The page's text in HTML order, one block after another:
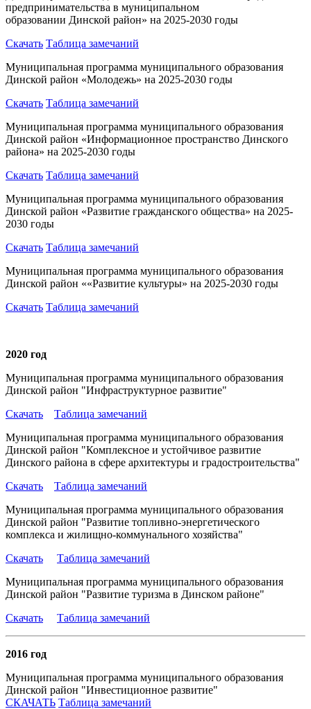
предпринимательства в муниципальном
образовании Динской район» на 2025-2030 годы
Скачать Таблица замечаний
Муниципальная программа муниципального образования
Динской район «Молодежь» на 2025-2030 годы
Скачать Таблица замечаний
Муниципальная программа муниципального образования
Динской район «Информационное пространство Динского
района» на 2025-2030 годы
Скачать Таблица замечаний
Муниципальная программа муниципального образования
Динской район «Развитие гражданского общества» на 2025-
2030 годы
Скачать Таблица замечаний
Муниципальная программа муниципального образования
Динской район ««Развитие культуры» на 2025-2030 годы
Скачать Таблица замечаний
2020 год
Муниципальная программа муниципального образования
Динской район "Инфраструктурное развитие"
Скачать
Таблица замечаний
Муниципальная программа муниципального образования
Динской район "Комплексное и устойчивое развитие
Динского района в сфере архитектуры и градостроительства"
Скачать
Таблица замечаний
Муниципальная программа муниципального образования
Динской район "Развитие топливно-энергетического
комплекса и жилищно-коммунального хозяйства"
Скачать
Таблица замечаний
Муниципальная программа муниципального образования
Динской район "Развитие туризма в Динском районе"
Скачать
Таблица замечаний
2016 год
Муниципальная программа муниципального образования
Динской район "Инвестиционное развитие"
СКАЧАТЬ Таблица замечаний